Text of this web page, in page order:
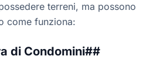
terreni, ma possono
come funziona:
di Condomini##